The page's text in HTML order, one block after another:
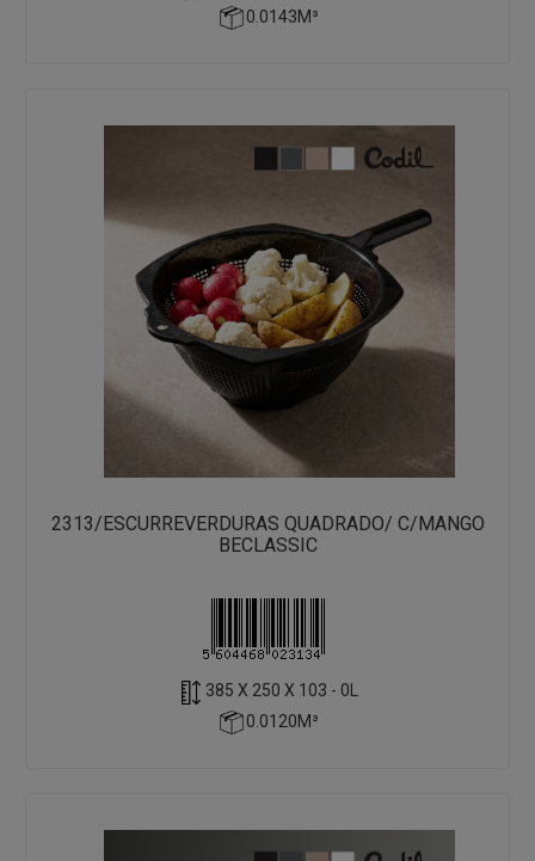
0.0143M³
2313/ESCURREVERDURAS QUADRADO/ C/MANGO
BECLASSIC
385 X 250 X 103 - 0L
0.0120M³